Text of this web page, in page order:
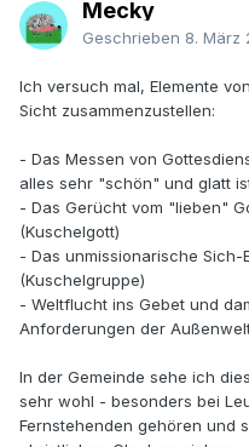
Mecky
Geschrieben 8. März
Ich versuch mal, Elemente
Sicht zusammenzustellen:
- Das Messen von
alles sehr "schön" und glatt
- Das Gerücht vom "lieben"
(Kuschelgott)
- Das unmissionarische Sich-
(Kuschelgruppe)
- Weltflucht ins Gebet und
Anforderungen der
In der Gemeinde sehe ich
sehr wohl - besonders bei
Fernstehenden gehören und